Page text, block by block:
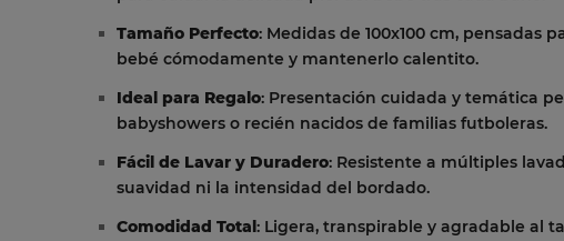
Tamaño Perfecto: Medidas de 100x100 cm, pensadas
bebé cómodamente y mantenerlo calentito.
Ideal para Regalo: Presentación cuidada y temática
babyshowers o recién nacidos de familias futboleras.
Fácil de Lavar y Duradero: Resistente a múltiples
suavidad ni la intensidad del bordado.
Comodidad Total: Ligera, transpirable y agradable al